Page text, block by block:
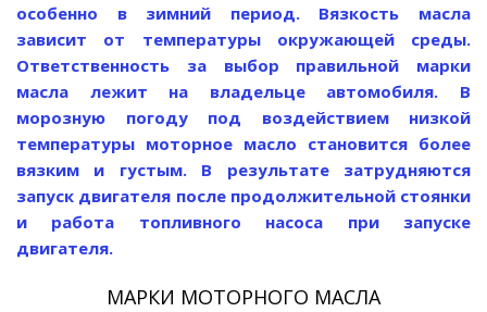
особенно в зимний период. Вязкость масла
зависит от температуры окружающей среды.
Ответственность за выбор правильной марки
масла лежит на владельце автомобиля. В
морозную погоду под воздействием низкой
температуры моторное масло становится более
вязким и густым. В результате затрудняются
запуск двигателя после продолжительной стоянки
и работа топливного насоса при запуске
двигателя.
МАРКИ МОТОРНОГО МАСЛА